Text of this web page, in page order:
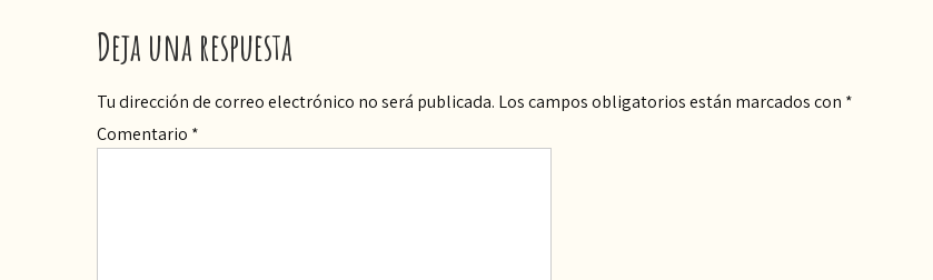
Deja una respuesta
Tu dirección de correo electrónico no será publicada. Los campos obligatorios están marcados con *
Comentario *